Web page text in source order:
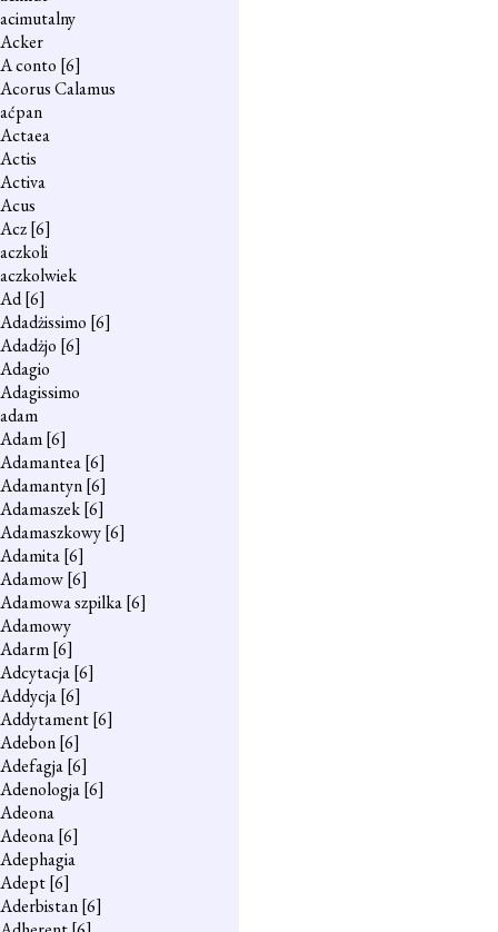
acimutalny
Acker
A conto [6]
Acorus Calamus
aćpan
Actaea
Actis
Activa
Acus
Acz[6]
aczkoli
aczkolwiek
Ad[6]
Adadżissimo [6]
Adadżjo [6]
Adagio
Adagissimo
adam
Adam[6]
Adamantea[6]
Adamantyn[6]
Adamaszek[6]
Adamaszkowy[6]
Adamita[6]
Adamow[6]
Adamowa szpilka[6]
Adamowy
Adarm[6]
Adcytacja[6]
Addycja[6]
Addytament[6]
Adebon[6]
Adefagja[6]
Adenologja[6]
Adeona
Adeona[6]
Adephagia
Adept[6]
Aderbistan[6]